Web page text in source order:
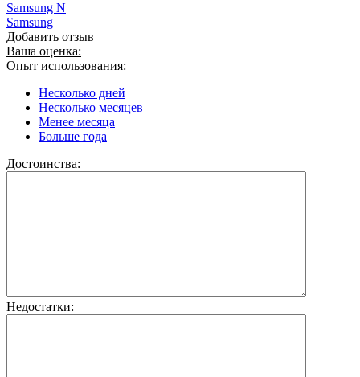
Samsung N
Samsung
Добавить отзыв
Ваша оценка:
Опыт использования:
Несколько дней
Несколько месяцев
Менее месяца
Больше года
Достоинства:
Недостатки: